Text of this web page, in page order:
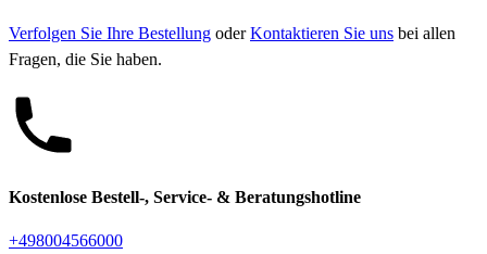
Verfolgen Sie Ihre Bestellung oderKontaktieren Sie uns bei allen
Fragen, die Sie haben.
Kostenlose Bestell-, Service- & Beratungshotline
+498004566000